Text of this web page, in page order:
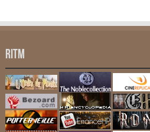
RITM